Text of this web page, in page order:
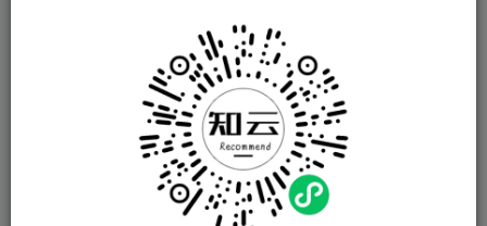
非洲未来主义劫盗来袭！潜入西方博物馆，夺回失落的非洲
瑰宝。招募各路奇才，规划完美路线，夺取无价文物，然后